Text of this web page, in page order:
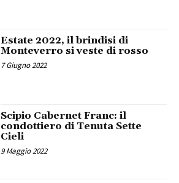
Estate 2022, il brindisi di
Monteverro si veste di rosso
7 Giugno 2022
Scipio Cabernet Franc: il
condottiero di Tenuta Sette
Cieli
9 Maggio 2022